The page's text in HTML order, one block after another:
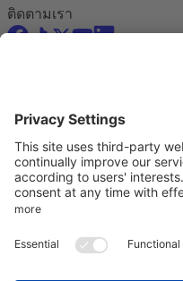
ติดตามเรา
Imprint
© Copyright STADA